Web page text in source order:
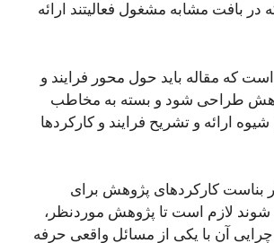
بافت مشابه مشغول فعالیتند ارائه
که مقاله باید حول محور فرایند و
طراحی شود و بسته به مخاطب
ارائه و تشریح فرایند و کارکردها
بناست کارکردهای پژوهش برای
شوند لازم است تا پژوهش موردنظر،
آن با یکی از مسائل واقعی حرفه